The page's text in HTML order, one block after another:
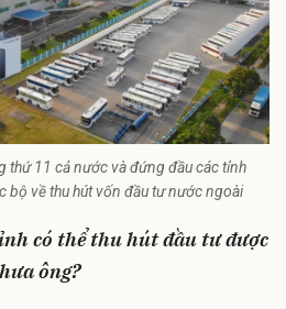
thứ 11 cả nước và đứng đầu các tỉnh
bộ về thu hút vốn đầu tư nước ngoài
có thể thu hút đầu tư được
ông?